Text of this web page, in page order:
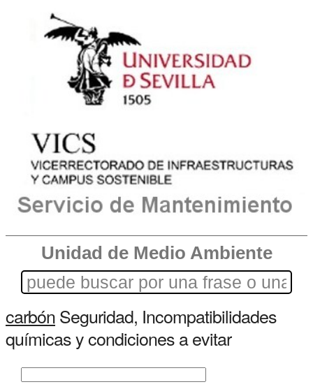
Unidad de Medio Ambiente
carbónSeguridad, Incompatibilidades
químicas y condiciones a evitar